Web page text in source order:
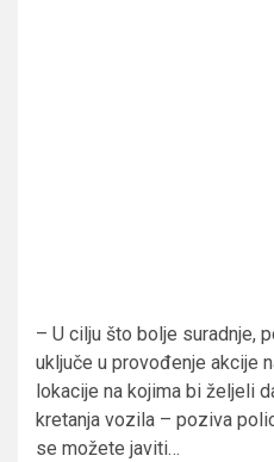
– U cilju što bolje suradnje,
uključe u provođenje akcije
lokacije na kojima bi željeli
kretanja vozila – poziva
se možete javiti…